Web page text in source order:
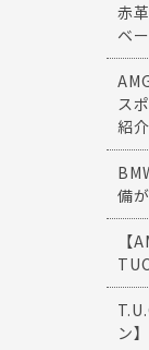
赤
ベ
ス
紹介
備
【
ン